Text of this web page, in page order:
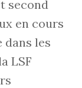
second
en cours
dans les
LSF